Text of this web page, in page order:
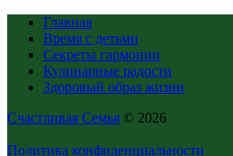
Главная
Время с детьми
Секреты гармонии
Кулинарные радости
Здоровый образ жизни
Счастливая Семья © 2026
Политика конфиденциальности